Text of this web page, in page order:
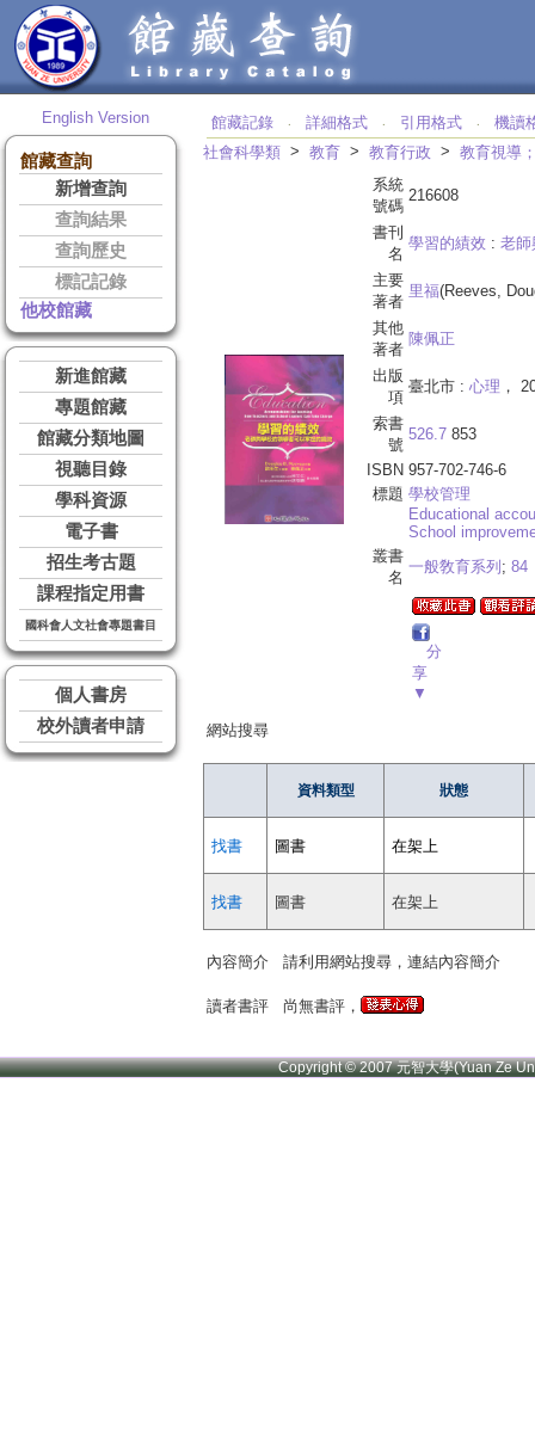
English Version
館藏查詢
新增查詢
查詢結果
查詢歷史
標記記錄
他校館藏
新進館藏
專題館藏
館藏分類地圖
視聽目錄
學科資源
電子書
招生考古題
課程指定用書
國科會人文社會專題書目
個人書房
校外讀者申請
館藏記錄 ‧ 詳細格式 ‧ 引用格式 ‧
機讀
社會科學類 > 教育 > 教育行政 > 教育視導
系統
號碼
216608
書刊
名
學習的績效 : 老師
主要
著者
里福(Reeves,
其他
著者
陳佩正
出版
項
臺北市 : 心理 ，
索書
號
526.7 853
ISBN 957-702-746-6
標題 學校管理
Educational
School
叢書
名
一般敎育系列 ; 84
分
享
▼
網站搜尋
資料類型 狀態
找書 圖書 在架上
找書 圖書 在架上
內容簡介 請利用網站搜尋，連結內容簡介
讀者書評 尚無書評，
Copyright © 2007 元智大學(Yuan Ze